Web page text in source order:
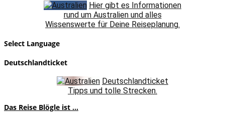
Hier gibt es Informationen
rund um Australien und alles
Wissenswerte für Deine Reiseplanung.
Select Language
Deutschlandticket
Deutschlandticket
Tipps und tolle Strecken.
Das Reise Blögle ist ...